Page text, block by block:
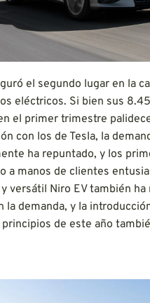
el segundo lugar en la
eléctricos. Si bien sus
el primer trimestre
con los de Tesla, la
ha repuntado, y los
a manos de clientes
versátil Niro EV también ha
la demanda, y la
principios de este año